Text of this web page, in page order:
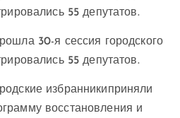
55 депутатов.
30-я сессия городского
55 депутатов.
избранникиприняли
восстановления и